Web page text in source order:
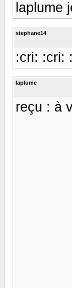
laplume
stephane14
:cri: :cri:
laplume
reçu : à